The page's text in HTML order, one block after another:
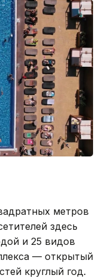
метров
здесь
и 25 видов
— открытый
круглый год.